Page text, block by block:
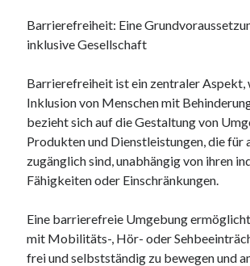
Barrierefreiheit: Eine
inklusive Gesellschaft
Barrierefreiheit ist ein zentraler Aspekt,
Inklusion von Menschen mit
bezieht sich auf die Gestaltung von
Produkten und Dienstleistungen, die für
zugänglich sind, unabhängig von ihren
Fähigkeiten oder Einschränkungen.
Eine barrierefreie Umgebung
mit Mobilitäts-, Hör- oder
frei und selbstständig zu bewegen und